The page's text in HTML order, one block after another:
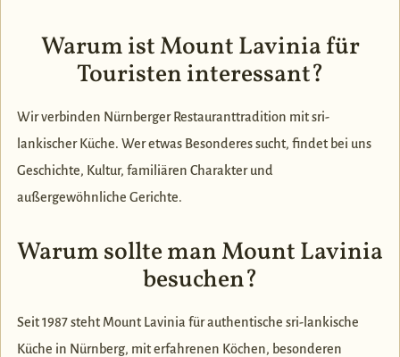
Warum ist Mount Lavinia für
Touristen interessant?
Wir verbinden Nürnberger Restauranttradition mit sri-
lankischer Küche. Wer etwas Besonderes sucht, findet bei uns
Geschichte, Kultur, familiären Charakter und
außergewöhnliche Gerichte.
Warum sollte man Mount Lavinia
besuchen?
Seit 1987 steht Mount Lavinia für authentische sri-lankische
Küche in Nürnberg, mit erfahrenen Köchen, besonderen